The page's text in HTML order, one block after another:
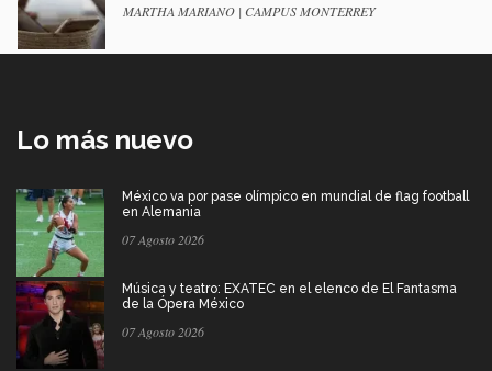
MARTHA MARIANO | CAMPUS MONTERREY
Lo más nuevo
México va por pase olímpico en mundial de flag football
en Alemania
07 Agosto 2026
Música y teatro: EXATEC en el elenco de El Fantasma
de la Ópera México
07 Agosto 2026